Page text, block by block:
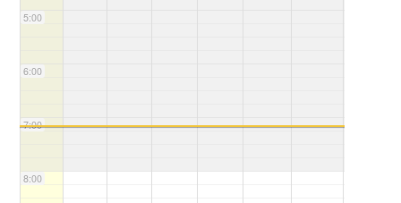
5:00
6:00
7:00
8:00